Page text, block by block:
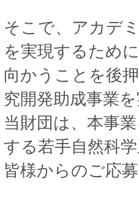
そこで、アカデ
を実現するため
向かうことを後
究開発助成事業
当財団は、本事
する若手自然科
皆様からのご応